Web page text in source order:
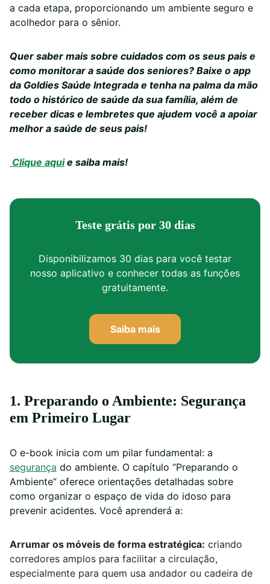
a cada etapa, proporcionando um ambiente seguro e
acolhedor para o sênior.
Quer saber mais sobre cuidados com os seus pais e
como monitorar a saúde dos seniores? Baixe o app
da Goldies Saúde Integrada e tenha na palma da mão
todo o histórico de saúde da sua família, além de
receber dicas e lembretes que ajudem você a apoiar
melhor a saúde de seus pais!
Clique aquie saiba mais!
Teste grátis por 30 dias
Disponibilizamos 30 dias para você testar
nosso aplicativo e conhecer todas as funções
gratuitamente.
Saiba mais
1. Preparando o Ambiente: Segurança
em Primeiro Lugar
O e-book inicia com um pilar fundamental: a
segurança do ambiente. O capítulo “Preparando o
Ambiente” oferece orientações detalhadas sobre
como organizar o espaço de vida do idoso para
prevenir acidentes. Você aprenderá a:
Arrumar os móveis de forma estratégica: criando
corredores amplos para facilitar a circulação,
especialmente para quem usa andador ou cadeira de